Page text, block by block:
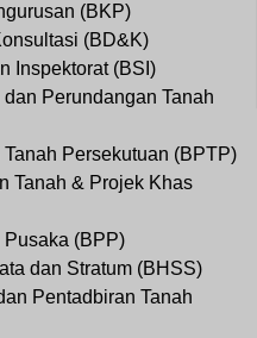
(BKP)
(BD&K)
Inspektorat (BSI)
Perundangan Tanah
Persekutuan (BPTP)
Tanah & Projek Khas
(BPP)
dan Stratum (BHSS)
Pentadbiran Tanah